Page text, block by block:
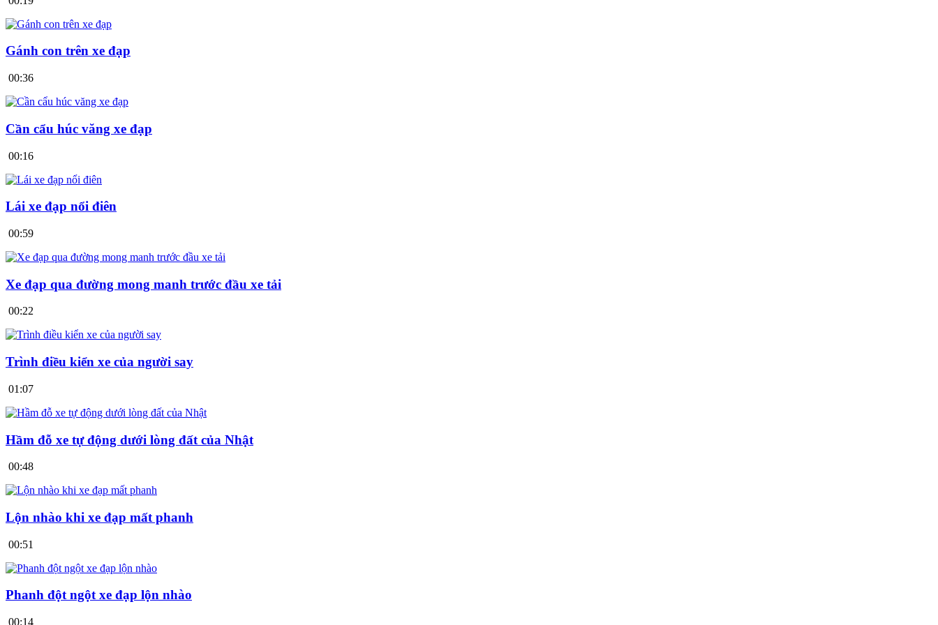
Gánh con trên xe đạp
00:36
Cần cẩu húc văng xe đạp
00:16
Lái xe đạp nổi điên
00:59
Xe đạp qua đường mong manh trước đầu xe tải
00:22
Trình điều kiển xe của người say
01:07
Hầm đỗ xe tự động dưới lòng đất của Nhật
00:48
Lộn nhào khi xe đạp mất phanh
00:51
Phanh đột ngột xe đạp lộn nhào
00:14